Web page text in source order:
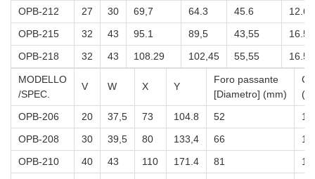
OPB-212
27 30 69,7 64.3 45.6
12.6
OPB-215
32 43 95.1 89,5 43,55
16.55
OPB-218
32 43 108.29 102,45 55,55 16.55
MODELLO
/SPEC.
V W X Y
Foro passante
[Diametro] (mm)
OPB-206
20 37,5 73 104.8 52
12
OPB-208
30 39,5 80 133,4 66
16
OPB-210
40 43 110 171.4 81
19